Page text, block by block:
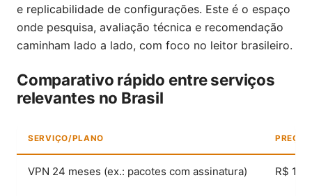
e replicabilidade de configurações. Este é o espaço
onde pesquisa, avaliação técnica e recomendação
caminham lado a lado, com foco no leitor brasileiro.
Comparativo rápido entre serviços
relevantes no Brasil
SERVIÇO/PLANO PREÇO
VPN 24 meses (ex.: pacotes com assinatura) R$